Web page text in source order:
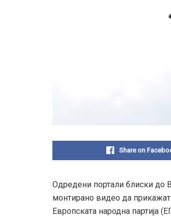
Share on
Одредени портали блиски до
монтирано видео да прикажат
Европската народна партија